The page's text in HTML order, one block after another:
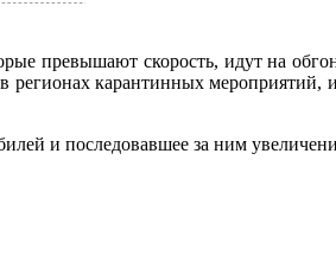
превышают скорость, идут на
карантинных мероприятий,
и последовавшее за ним